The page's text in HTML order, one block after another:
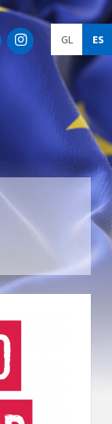
o
o
a
u
g
GL ES